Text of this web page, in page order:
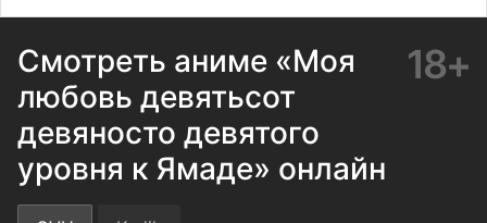
Смотреть аниме «Моя
любовь девятьсот
девяносто девятого
уровня к Ямаде» онлайн
18+